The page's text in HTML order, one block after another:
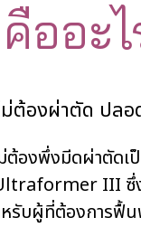
ออะไ
องผ่าตัด ปลอ
องพึ่งมีดผ่าตัดเ
Ultraformer III
รับผู้ที่ต้องการฟื้น